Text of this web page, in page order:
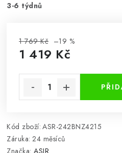
3-6 týdnů
1 769 Kč –19 %
1 419 Kč
Kód zboží: ASR-242BNZ4215
Záruka: 24 měsíců
Značka: ASIR